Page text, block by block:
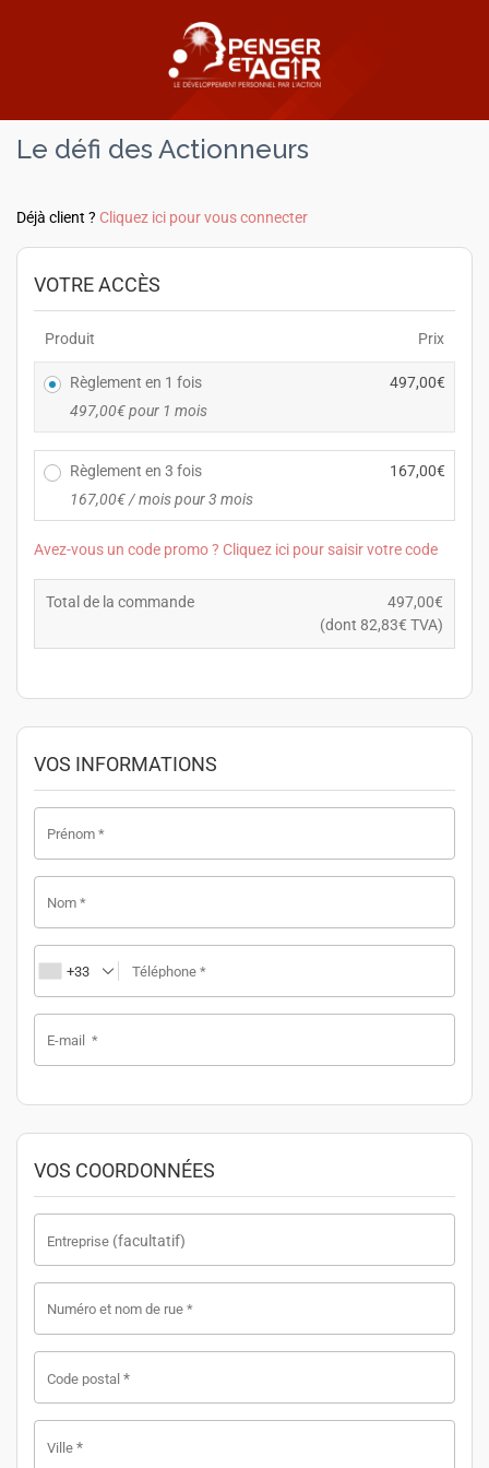
Le défi des Actionneurs
Déjà client ? Cliquez ici pour vous connecter
VOTRE ACCÈS
Produit Prix
Règlement en 1 fois
497,00€pour 1 mois
497,00€
Règlement en 3 fois
167,00€/ mois pour 3 mois
167,00€
Avez-vous un code promo ? Cliquez ici pour saisir votre code
Total de la commande 497,00€
(dont 82,83€ TVA)
VOS INFORMATIONS
Prénom *
Nom *
Téléphone *
+33
E-mail *
VOS COORDONNÉES
Entreprise (facultatif)
Numéro et nom de rue *
Code postal *
Ville *